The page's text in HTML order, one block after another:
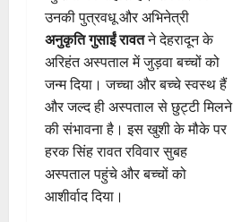
उनकी पुत्रवधू और अभिनेत्री
अनुकृति गुसाईं रावतने देहरादून के
अरिहंत अस्पताल में जुड़वा बच्चों को
जन्म दिया। जच्चा और बच्चे स्वस्थ हैं
और जल्द ही अस्पताल से छुट्टी मिलने
की संभावना है। इस खुशी के मौके पर
हरक सिंह रावत रविवार सुबह
अस्पताल पहुंचे और बच्चों को
आशीर्वाद दिया।